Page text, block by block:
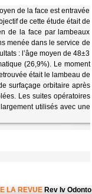
de la face est entravée
de cette étude était de
de la face par lambeaux
menée dans le service de
: l’âge moyen de 48±3
(26,9%). Le moment
était le lambeau de
surfaçage orbitaire après
Les suites opératoires
utilisés avec une
LA REVUE Rev Iv Odonto